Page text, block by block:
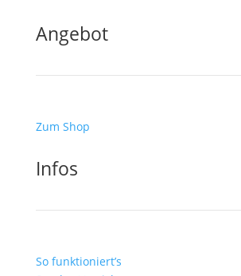
Angebot
Zum Shop
Infos
So funktioniert’s